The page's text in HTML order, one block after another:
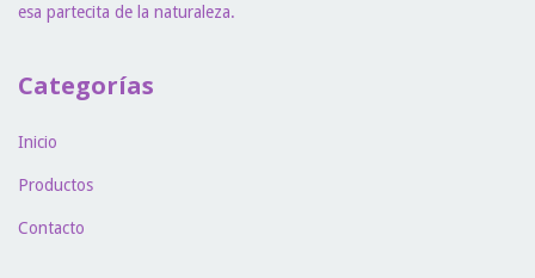
esa partecita de la naturaleza.
Categorías
Inicio
Productos
Contacto